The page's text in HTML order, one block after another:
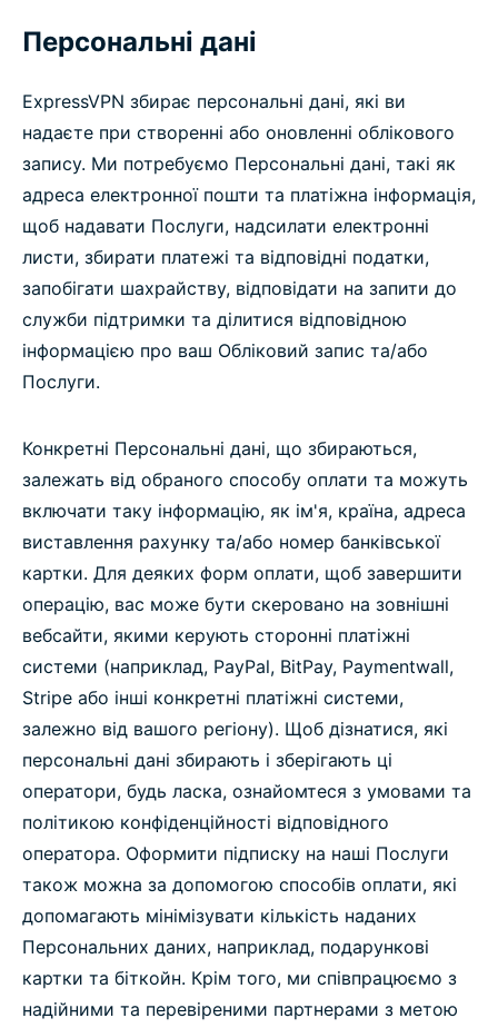
Персональні дані
ExpressVPN збирає персональні дані, які ви
надаєте при створенні або оновленні облікового
запису. Ми потребуємо Персональні дані, такі як
адреса електронної пошти та платіжна інформація,
щоб надавати Послуги, надсилати електронні
листи, збирати платежі та відповідні податки,
запобігати шахрайству, відповідати на запити до
служби підтримки та ділитися відповідною
інформацією про ваш Обліковий запис та/або
Послуги.
Конкретні Персональні дані, що збираються,
залежать від обраного способу оплати та можуть
включати таку інформацію, як ім'я, країна, адреса
виставлення рахунку та/або номер банківської
картки. Для деяких форм оплати, щоб завершити
операцію, вас може бути скеровано на зовнішні
вебсайти, якими керують сторонні платіжні
системи (наприклад, PayPal, BitPay, Paymentwall,
Stripe або інші конкретні платіжні системи,
залежно від вашого регіону). Щоб дізнатися, які
персональні дані збирають і зберігають ці
оператори, будь ласка, ознайомтеся з умовами та
політикою конфіденційності відповідного
оператора. Оформити підписку на наші Послуги
також можна за допомогою способів оплати, які
допомагають мінімізувати кількість наданих
Персональних даних, наприклад, подарункові
картки та біткойн. Крім того, ми співпрацюємо з
надійними та перевіреними партнерами з метою